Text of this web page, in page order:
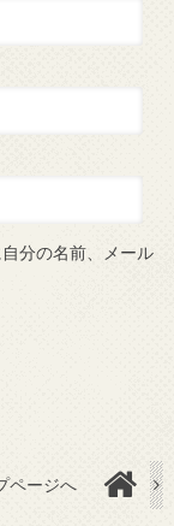
分の名前、メール
ページへ